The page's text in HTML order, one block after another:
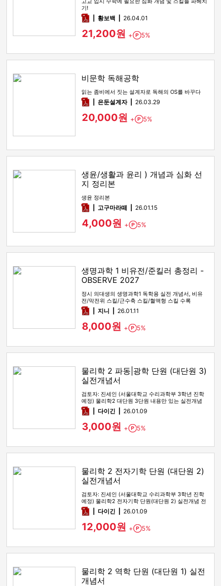
기!
pdf황보백 26.04.01
21,200원 + Point
5%
비문학 독해공학
읽는 좀비에서 짓는 설계자로 독해의 OS를 바꾸다
pdf은둔설계자 26.03.29
20,000원 + Point
5%
생윤/생활과 윤리 ) 개념과 심화 선
지 정리본
생윤 정리본
pdf고구마라떼 26.01.15
4,000원 + Point
5%
생명과학 1 비유전/준킬러 총정리 -
OBSERVE 2027
정시 의대생의 생명과학1 독학용 실전 개념서, 비유
전/막전위 스킬/근수축 스킬/혈액형 스킬 수록
pdf지니 26.01.11
8,000원 + Point
5%
물리학 2 파동|광학 단원 (대단원 3)
실전개념서
검토자: 진세인 (서울대학교 수리과학부 3학년 진학
예정) 물리학2 대단원 3단원 내용만 있는 실전개념
전자책입니다. 기본개…
pdf다이긴 26.01.09
3,000원 + Point
5%
물리학 2 전자기학 단원 (대단원 2)
실전개념서
검토자: 진세인 (서울대학교 수리과학부 3학년 진학
예정) 물리학2 전자기학 단원(대단원 2) 실전개념 전
자책입니다. 0. …
pdf다이긴 26.01.09
12,000원 + Point
5%
물리학 2 역학 단원 (대단원 1) 실전
개념서